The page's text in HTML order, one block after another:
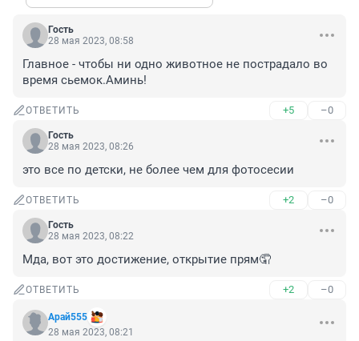
Гость
28 мая 2023, 08:58
Главное - чтобы ни одно животное не пострадало во
время сьемок.Аминь!
ОТВЕТИТЬ +5 –0
Гость
28 мая 2023, 08:26
это все по детски, не более чем для фотосесии
ОТВЕТИТЬ +2 –0
Гость
28 мая 2023, 08:22
Мда, вот это достижение, открытие прям🤦
ОТВЕТИТЬ +2 –0
Арай555
28 мая 2023, 08:21